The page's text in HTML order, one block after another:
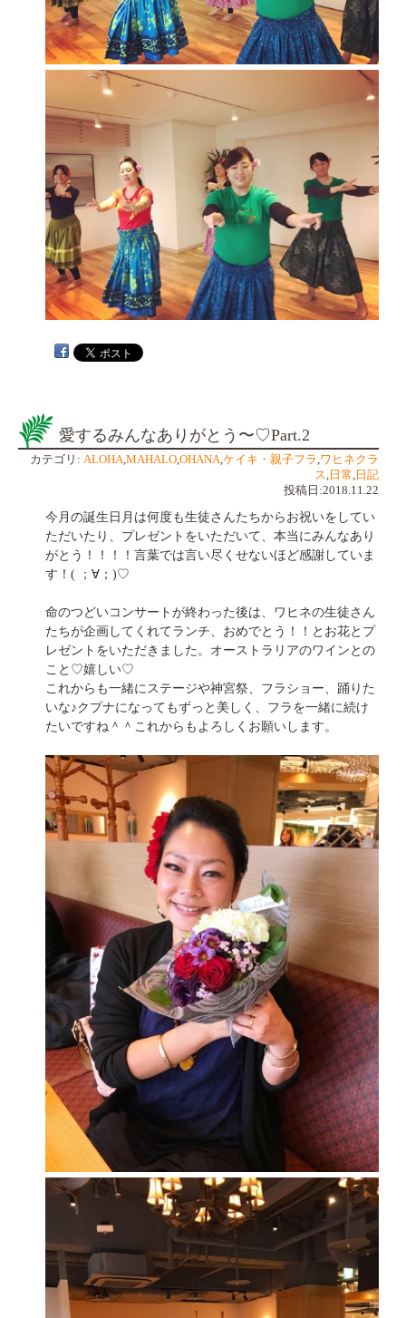
愛するみんなありがとう〜♡Part.2
カテゴリ: ALOHA,MAHALO,OHANA,ケイキ・親子フラ,ワヒネクラ
ス, 日常, 日記
投稿日:2018.11.22
今月の誕生日月は何度も生徒さんたちからお祝いをしてい
ただいたり、プレゼントをいただいて、本当にみんなあり
がとう！！！！言葉では言い尽くせないほど感謝していま
す！( ；∀；)♡
命のつどいコンサートが終わった後は、ワヒネの生徒さん
たちが企画してくれてランチ、おめでとう！！とお花とプ
レゼントをいただきました。オーストラリアのワインとの
こと♡嬉しい♡
これからも一緒にステージや神宮祭、フラショー、踊りた
いな♪クプナになってもずっと美しく、フラを一緒に続け
たいですね＾＾これからもよろしくお願いします。